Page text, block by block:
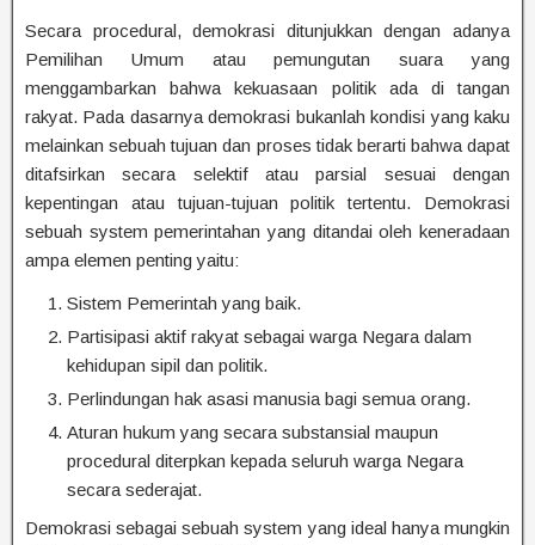
Secara procedural, demokrasi ditunjukkan dengan adanya
Pemilihan Umum atau pemungutan suara yang
menggambarkan bahwa kekuasaan politik ada di tangan
rakyat. Pada dasarnya demokrasi bukanlah kondisi yang kaku
melainkan sebuah tujuan dan proses tidak berarti bahwa dapat
ditafsirkan secara selektif atau parsial sesuai dengan
kepentingan atau tujuan-tujuan politik tertentu. Demokrasi
sebuah system pemerintahan yang ditandai oleh keneradaan
ampa elemen penting yaitu:
Sistem Pemerintah yang baik.
Partisipasi aktif rakyat sebagai warga Negara dalam
kehidupan sipil dan politik.
Perlindungan hak asasi manusia bagi semua orang.
Aturan hukum yang secara substansial maupun
procedural diterpkan kepada seluruh warga Negara
secara sederajat.
Demokrasi sebagai sebuah system yang ideal hanya mungkin